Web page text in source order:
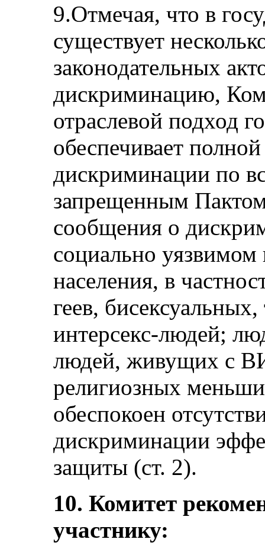
9.Отмечая, что в
существует
законодательных
дискриминацию,
отраслевой подход
обеспечивает
дискриминации по
запрещенным
сообщения о
социально
населения, в
геев,
интерсекс-людей;
людей, живущих с
религиозных
обеспокоен
дискриминации
защиты (ст. 2).
10. Комитет
участнику: